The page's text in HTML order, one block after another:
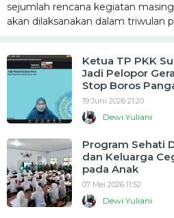
sejumlah rencana kegiatan
akan dilaksanakan dalam triwulan
Ketua TP PKK
Jadi Pelopor
Stop Boros
19 Juni 2026 21:20
Dewi Yuliani
Program Sehati
dan Keluarga
pada Anak
07 Mei 2026 11:52
Dewi Yuliani